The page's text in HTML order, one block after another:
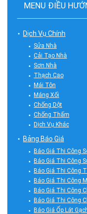
MENU ĐIỀU
Dịch Vụ Chính
Sửa Nhà
Cải Tạo Nhà
Sơn Nhà
Thạch Cao
Mái Tôn
Máng Xối
Chống Dột
Chống Thấm
Dịch Vụ Khác
Bảng Báo Giá
Báo Giá Thi Công
Báo Giá Thi Công
Báo Giá Thi Công
Báo Giá Thi Công
Báo Giá Thi Công
Báo Giá Thi Công
Báo Giá Ốp Lát